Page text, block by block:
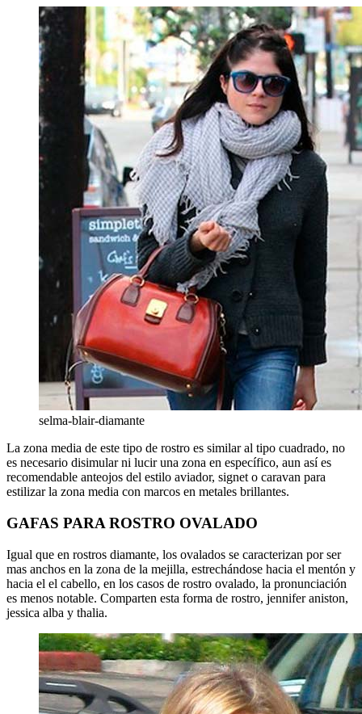
selma-blair-diamante
La zona media de este tipo de rostro es similar al tipo cuadrado, no
es necesario disimular ni lucir una zona en específico, aun así es
recomendable anteojos del estilo aviador, signet o caravan para
estilizar la zona media con marcos en metales brillantes.
GAFAS PARA ROSTRO OVALADO
Igual que en rostros diamante, los ovalados se caracterizan por ser
mas anchos en la zona de la mejilla, estrechándose hacia el mentón y
hacia el el cabello, en los casos de rostro ovalado, la pronunciación
es menos notable. Comparten esta forma de rostro, jennifer aniston,
jessica alba y thalia.